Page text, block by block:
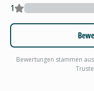
1
Bewertungen stammen